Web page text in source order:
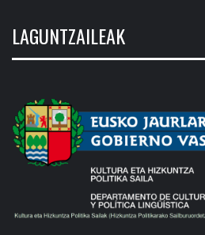
LAGUNTZAILEAK